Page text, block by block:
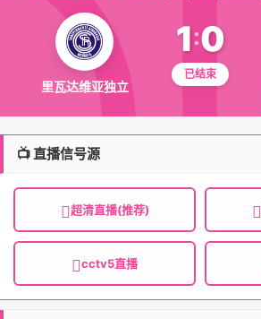
里瓦达维亚独立
1:0
已结束
📺 直播信号源
超清直播(推荐)
cctv5直播